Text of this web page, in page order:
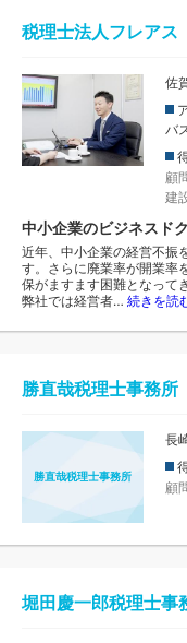
税理士法人フレアス
佐
バ
顧
建
中小企業のビジネスド
近年、中小企業の経営不振
す。さらに廃業率が開業率
保がますます困難となって
弊社では経営者… 続きを読
勝直哉税理士事務所
勝直哉税理士事務所
長
顧
堀田慶一郎税理士事